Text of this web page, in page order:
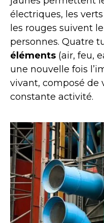
électriques, les
les rouges suivent
personnes. Quatre
éléments (air, feu,
une nouvelle fois
vivant, composé de
constante activité.